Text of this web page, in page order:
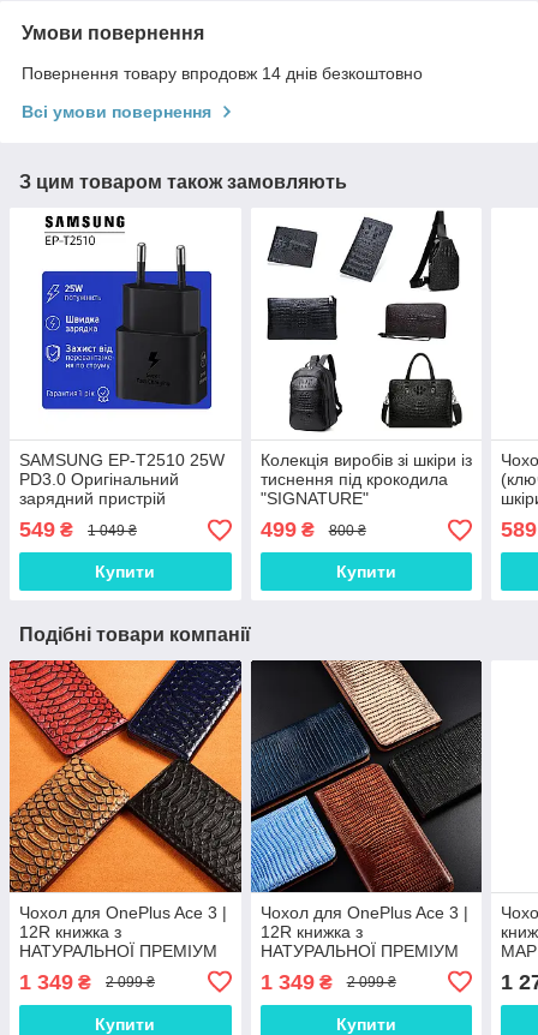
Умови повернення
Повернення товару впродовж 14 днів безкоштовно
Всі умови повернення
З цим товаром також замовляють
SAMSUNG EP-T2510 25W
PD3.0 Оригінальний
зарядний пристрій
549 ₴ 1 049 ₴
Купити
Колекція виробів зі шкіри із
тиснення під крокодила
"SIGNATURE"
499₴ 800 ₴
Купити
589
Подібні товари компанії
Чохол для OnePlus Ace 3 |
12R книжка з
НАТУРАЛЬНОЇ ПРЕМІУМ
протиударний магнітний
"PYTHON"
1 349 ₴ 2 099 ₴
Купити
Чохол для OnePlus Ace 3 |
12R книжка з
НАТУРАЛЬНОЇ ПРЕМІУМ
протиударний магнітний
"VARAN"
1 349₴ 2 099 ₴
Купити
1